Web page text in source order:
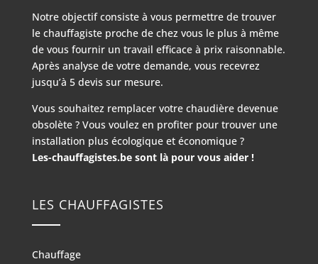
Notre objectif consiste à vous permettre de trouver
le chauffagiste proche de chez vous le plus à même
de vous fournir un travail efficace à prix raisonnable.
Après analyse de votre demande, vous recevrez
jusqu’à 5 devis sur mesure.
Vous souhaitez remplacer votre chaudière devenue
obsolète ? Vous voulez en profiter pour trouver une
installation plus écologique et économique ?
Les-chauffagistes.be sont là pour vous aider !
LES CHAUFFAGISTES
Chauffage